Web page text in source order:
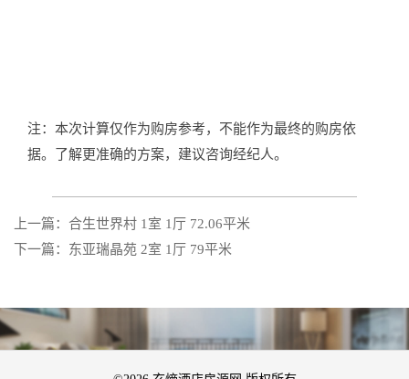
注：本次计算仅作为购房参考，不能作为最终的购房依
据。了解更准确的方案，建议咨询经纪人。
上一篇：合生世界村 1室 1厅 72.06平米
下一篇：东亚瑞晶苑 2室 1厅 79平米